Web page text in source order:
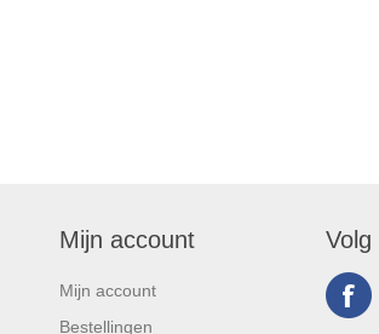
Mijn account
Mijn account
Bestellingen
Volg